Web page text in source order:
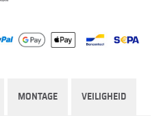
MONTAGE VEILIGHEID